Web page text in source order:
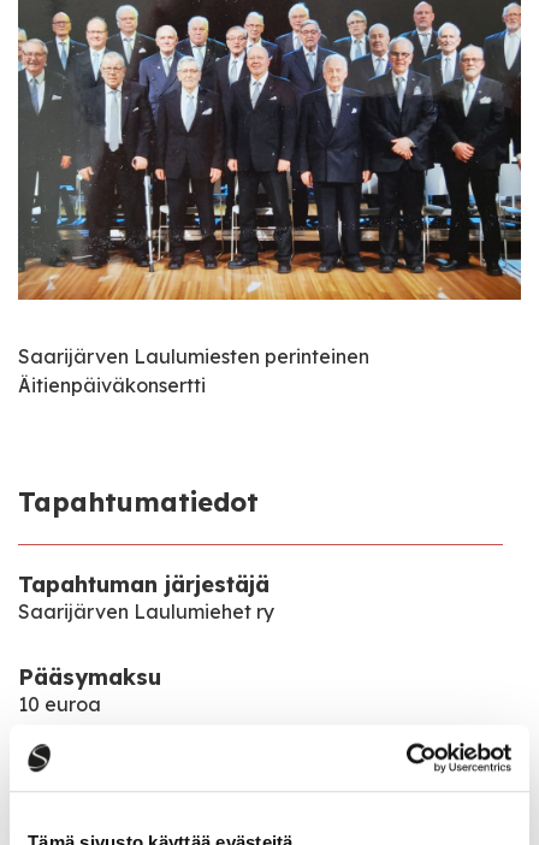
Saarijärven Laulumiesten perinteinen
Äitienpäiväkonsertti
Tapahtumatiedot
Tapahtuman järjestäjä
Saarijärven Laulumiehet ry
Pääsymaksu
10 euroa
Katso kaikki tapahtumat